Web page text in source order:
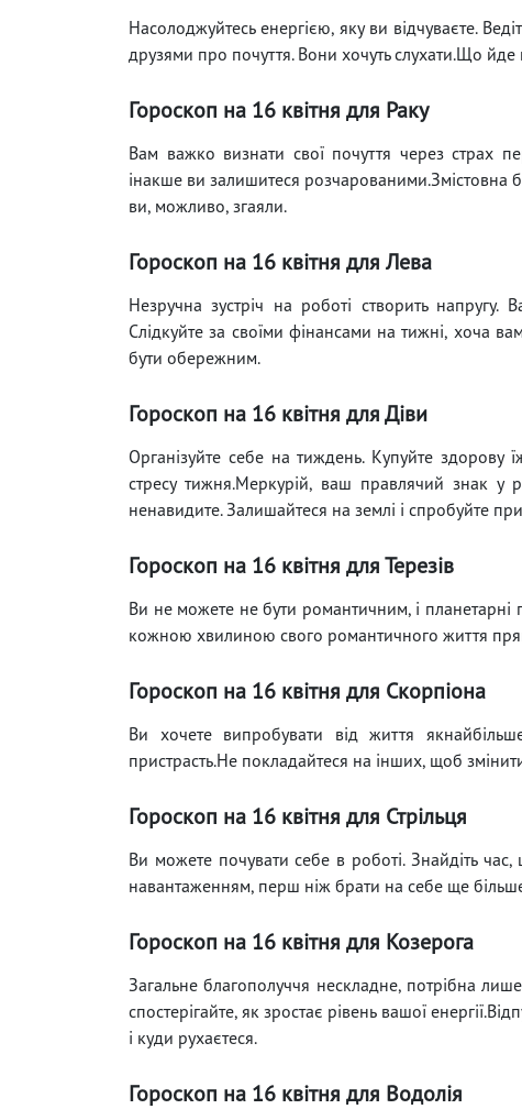
Насолоджуйтесь енергією, яку ви відчуваєте.
друзями про почуття. Вони хочуть слухати.Що йде
Гороскоп на 16 квітня для Раку
Вам важко визнати свої почуття через страх
інакше ви залишитеся розчарованими.Змістовна
ви, можливо, згаяли.
Гороскоп на 16 квітня для Лева
Незручна зустріч на роботі створить
Слідкуйте за своїми фінансами на тижні, хоча
бути обережним.
Гороскоп на 16 квітня для Діви
Організуйте себе на тиждень. Купуйте здорову
стресу тижня.Меркурій, ваш правлячий знак у
ненавидите. Залишайтеся на землі і спробуйте
Гороскоп на 16 квітня для Терезів
Ви не можете не бути романтичним, і планетарні
кожною хвилиною свого романтичного життя
Гороскоп на 16 квітня для Скорпіона
Ви хочете випробувати від життя
пристрасть.Не покладайтеся на інших, щоб
Гороскоп на 16 квітня для Стрільця
Ви можете почувати себе в роботі. Знайдіть
навантаженням, перш ніж брати на себе ще
Гороскоп на 16 квітня для Козерога
Загальне благополуччя нескладне, потрібна
спостерігайте, як зростає рівень вашої
і куди рухаєтеся.
Гороскоп на 16 квітня для Водолія